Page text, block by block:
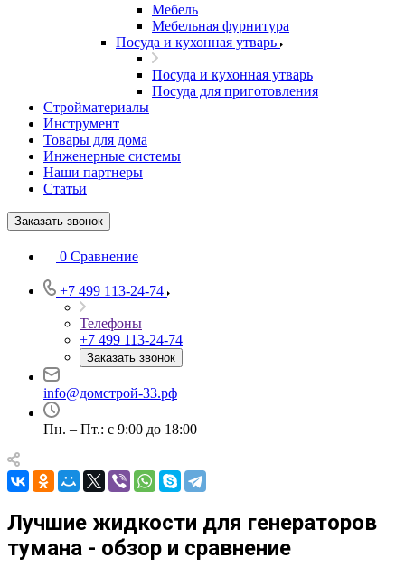
Мебель
Мебельная фурнитура
Посуда и кухонная утварь
Посуда и кухонная утварь
Посуда для приготовления
Стройматериалы
Инструмент
Товары для дома
Инженерные системы
Наши партнеры
Статьи
Заказать звонок
0 Сравнение
+7 499 113-24-74
Телефоны
+7 499 113-24-74
Заказать звонок
info@домстрой-33.рф
Пн. – Пт.: с 9:00 до 18:00
Лучшие жидкости для генераторов
тумана - обзор и сравнение